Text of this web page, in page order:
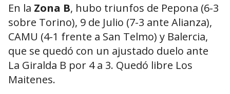
En la Zona B, hubo triunfos de Pepona (6-3
sobre Torino), 9 de Julio (7-3 ante Alianza),
CAMU (4-1 frente a San Telmo) y Balercia,
que se quedó con un ajustado duelo ante
La Giralda B por 4 a 3. Quedó libre Los
Maitenes.